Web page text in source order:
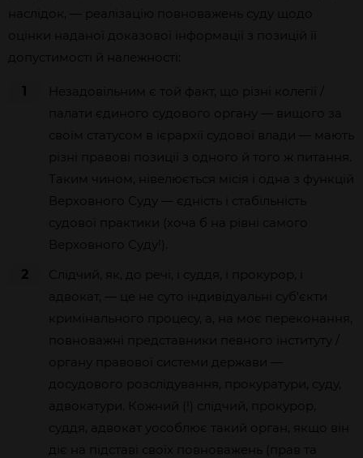
наслідок, — реалізацію повноважень суду щодо
оцінки наданої доказової інформації з позицій її
допустимості й належності:
1
Незадовільним є той факт, що різні колегії /
палати єдиного судового органу — вищого за
своїм статусом в ієрархії судової влади — мають
різні правові позиції з одного й того ж питання.
Таким чином, нівелюється місія і одна з функцій
Верховного Суду — єдність і стабільність
судової практики (хоча б на рівні самого
Верховного Суду!).
2
Слідчий, як, до речі, і суддя, і прокурор, і
адвокат, — це не суто індивідуальні суб'єкти
кримінального процесу, а, на моє переконання,
повноважні представники певного інституту /
органу правової системи держави —
досудового розслідування, прокуратури, суду,
адвокатури. Кожний (!) слідчий, прокурор,
суддя, адвокат уособлює такий орган, якщо він
діє на підставі своїх повноважень (прав та